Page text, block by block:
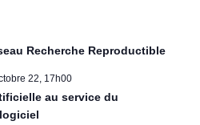
Recherche Reproductible
22, 17h00
au service du